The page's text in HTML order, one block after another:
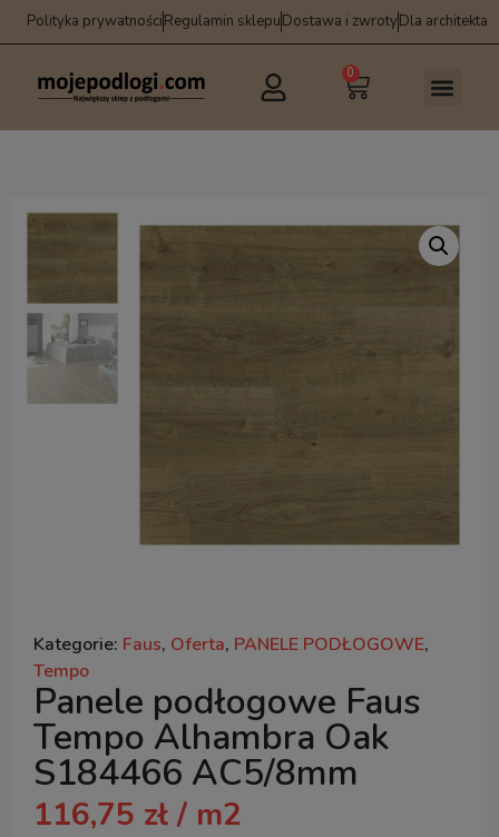
Polityka prywatnościRegulamin sklepuDostawa i zwrotyDla architekta
0
Kategorie: Faus, Oferta, PANELE PODŁOGOWE,
Tempo
Panele podłogowe Faus
Tempo Alhambra Oak
S184466 AC5/8mm
116,75 zł / m2